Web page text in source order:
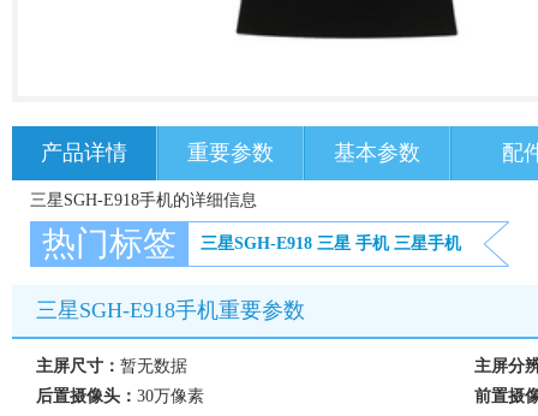
产品详情 重要参数 基本参数 配
三星SGH-E918手机的详细信息
热门标签 三星SGH-E918 三星 手机 三星手机
三星SGH-E918手机重要参数
主屏尺寸： 暂无数据
主屏分
后置摄像头： 30万像素
前置摄